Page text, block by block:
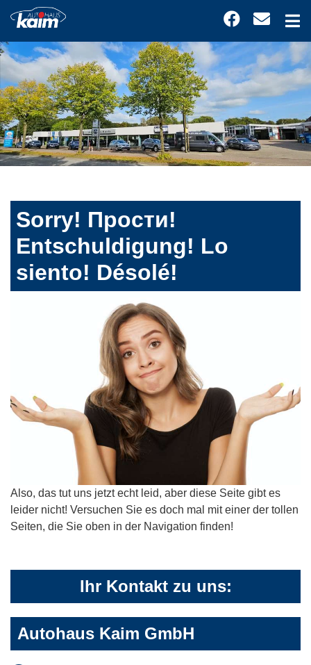
Sorry! Прости!
Entschuldigung! Lo
siento! Désolé!
Also, das tut uns jetzt echt leid, aber diese Seite gibt es
leider nicht! Versuchen Sie es doch mal mit einer der tollen
Seiten, die Sie oben in der Navigation finden!
Ihr Kontakt zu uns:
Autohaus Kaim GmbH